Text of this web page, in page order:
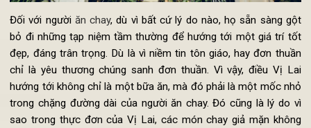
Đối với ngườiăn chay , dù vì bất cứ lý do nào, họ sẵn sàng
bỏ đi những tạp niệm tầm thường để hướng tới một giá trí